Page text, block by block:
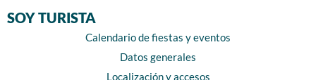
SOY TURISTA
Calendario de fiestas y eventos
Datos generales
Localización y accesos